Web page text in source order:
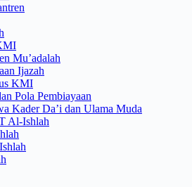
Mu’adalah
Ijazah
KMI
Pola Pembiayaan
Kader Da’i dan Ulama Muda
Al-Ishlah